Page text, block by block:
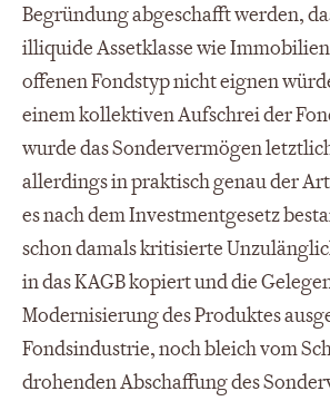
Begründung abgeschafft werden,
illiquide Assetklasse wie
offenen Fondstyp nicht eignen
einem kollektiven Aufschrei der
wurde das Sondervermögen
allerdings in praktisch genau der
es nach dem Investmentgesetz
schon damals kritisierte
in das KAGB kopiert und die
Modernisierung des Produktes
Fondsindustrie, noch bleich vom
drohenden Abschaffung des